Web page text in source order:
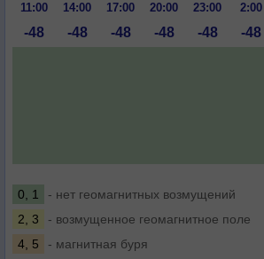
11:00 14:00 17:00 20:00 23:00 2:00
-48 -48 -48 -48 -48 -48
0, 1
- нет геомагнитных возмущений
2, 3
- возмущенное геомагнитное поле
4, 5
- магнитная буря